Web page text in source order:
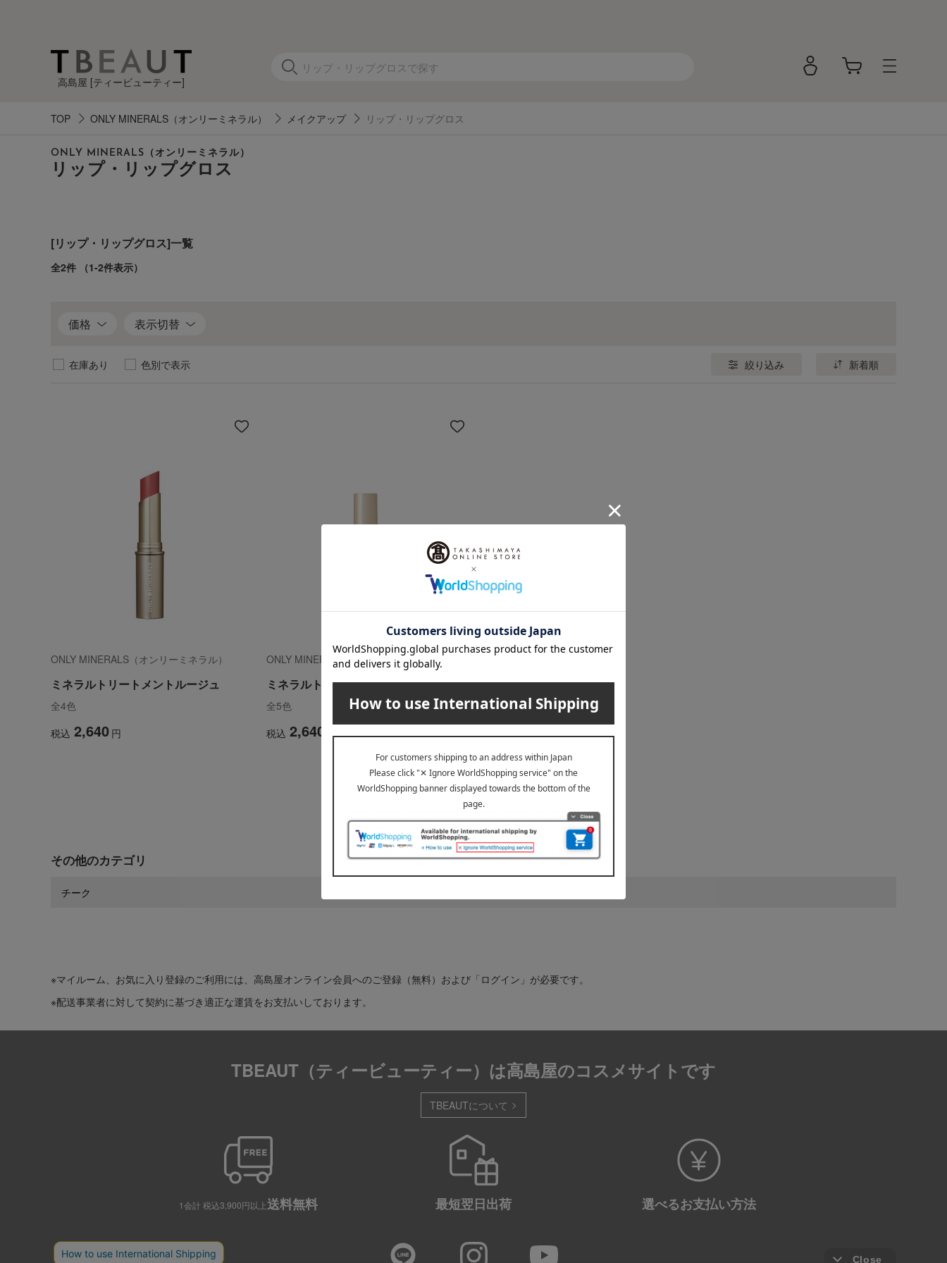
高島屋 [ティービューティー]
TOP ONLY MINERALS（オンリーミネラル） メイクアップ リップ・リップグロス
カ
テ
す
べ
を
ONLY MINERALS（オンリーミネラル）
リップ・リップグロス
[リップ・リップグロス]一覧
全2件 （1-2件表示）
価格 表示切替
在庫あり 色別で表示 絞り込み 新着順
ONLY MINERALS（オンリーミネラル）
ミネラルトリートメントルージュ
全4色
税込 2,640 円
ONLY MINERALS（オンリーミネラル）
ミネラルトリートメントグロス
全5色
税込 2,640 円
1
2件 (1/1ページ）
その他のカテゴリ
チーク
※マイルーム、お気に入り登録のご利用には、高島屋オンライン会員へのご登録（無料）および「ログイン」が必要です。
※配送事業者に対して契約に基づき適正な運賃をお支払いしております。
TBEAUT（ティービューティー）は高島屋のコスメサイトです
TBEAUTについて
1会計 税込3,900円以上送料無料 最短翌日出荷 選べるお支払い方法